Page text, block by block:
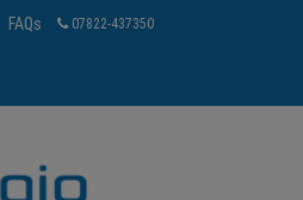
FAQs 07822-437350